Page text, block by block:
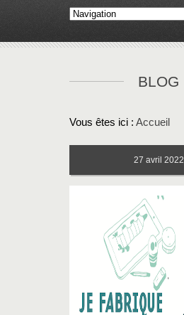
BLOG
Vous êtes ici : Accueil
27 avril 2022